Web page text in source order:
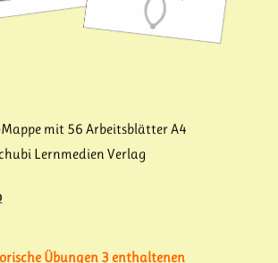
mit 56 Arbeitsblätter A4
Lernmedien Verlag
Übungen 3 enthaltenen